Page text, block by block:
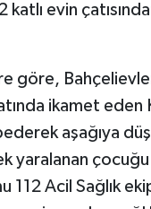
katlı evin
göre,
ikamet eden
aşağıya
yaralanan
112 Acil Sağlık